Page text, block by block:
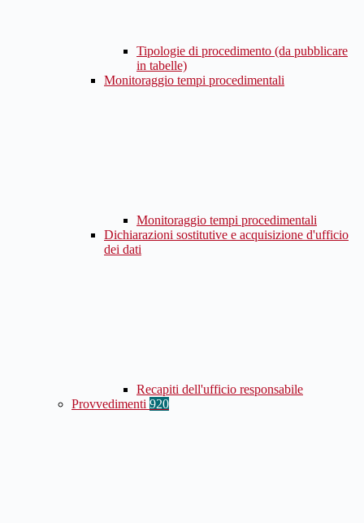
Tipologie di procedimento (da pubblicare
in tabelle)
Monitoraggio tempi procedimentali
Monitoraggio tempi procedimentali
Dichiarazioni sostitutive e acquisizione d'ufficio
dei dati
Recapiti dell'ufficio responsabile
Provvedimenti 920